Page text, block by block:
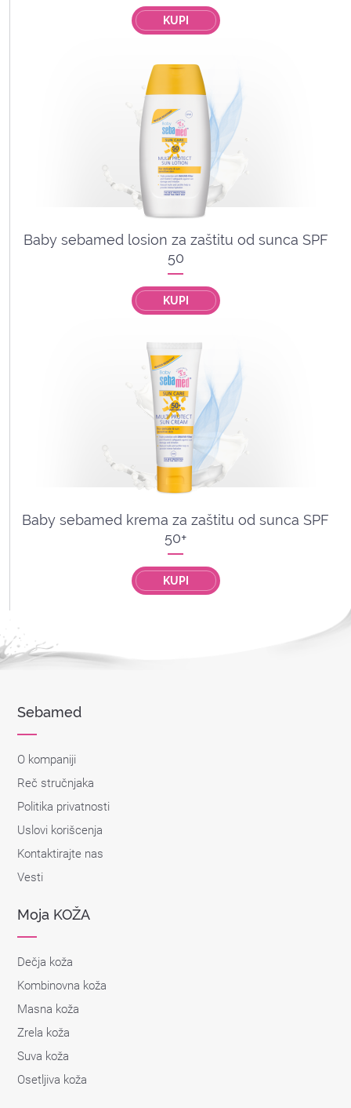
KUPI
Baby sebamed losion za zaštitu od sunca SPF
50
KUPI
Baby sebamed krema za zaštitu od sunca SPF
50+
KUPI
Sebamed
O kompaniji
Reč stručnjaka
Politika privatnosti
Uslovi korišcenja
Kontaktirajte nas
Vesti
Moja KOŽA
Dečja koža
Kombinovna koža
Masna koža
Zrela koža
Suva koža
Osetljiva koža